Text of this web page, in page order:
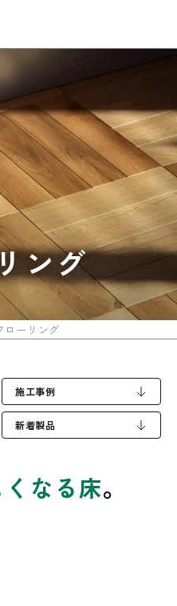
ング
ローリング
施工事例
新着製品
なる床。